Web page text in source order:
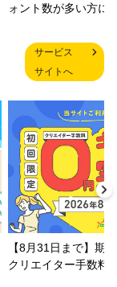
ォント数が多い方に
サービス
サイトへ
【8月31日まで】期
クリエイター手数料